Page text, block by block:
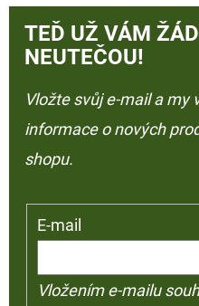
TEĎ UŽ VÁM
NEUTEČOU!
Vložte svůj e-mail a my
informace o nových
shopu.
E-mail
Vložením e-mailu